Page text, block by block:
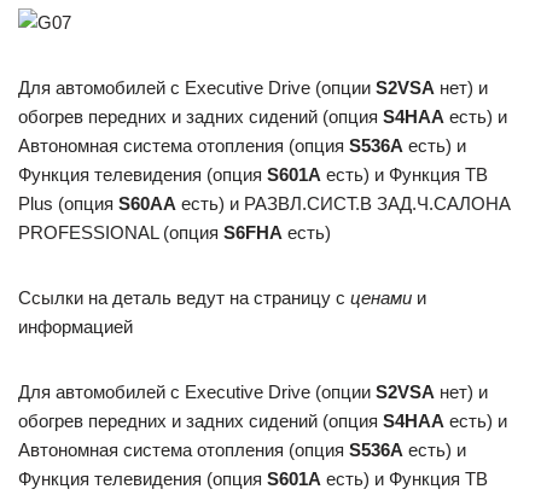
Для автомобилей с Executive Drive (опции S2VSA нет) и
обогрев передних и задних сидений (опция S4HAA есть) и
Автономная система отопления (опция S536A есть) и
Функция телевидения (опция S601A есть) и Функция ТВ
Plus (опция S60AA есть) и РАЗВЛ.СИСТ.В ЗАД.Ч.САЛОНА
PROFESSIONAL (опция S6FHA есть)
Ссылки на деталь ведут на страницу с ценами и
информацией
Для автомобилей с Executive Drive (опции S2VSA нет) и
обогрев передних и задних сидений (опция S4HAA есть) и
Автономная система отопления (опция S536A есть) и
Функция телевидения (опция S601A есть) и Функция ТВ